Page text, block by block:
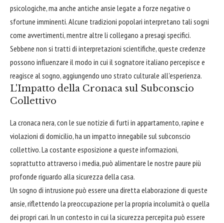
psicologiche, ma anche antiche ansie legate a forze negative o
sfortune imminenti. Alcune tradizioni popolari interpretano tali sogni
come avvertimenti, mentre altre li collegano a presagi specifici.
Sebbene non si tratti di interpretazioni scientifiche, queste credenze
possono influenzare il modo in cui il sognatore italiano percepisce e
reagisce al sogno, aggiungendo uno strato culturale all'esperienza.
L'Impatto della Cronaca sul Subconscio
Collettivo
La cronaca nera, con le sue notizie di furti in appartamento, rapine e
violazioni di domicilio, ha un impatto innegabile sul subconscio
collettivo. La costante esposizione a queste informazioni,
soprattutto attraverso i media, può alimentare le nostre paure più
profonde riguardo alla sicurezza della casa.
Un sogno di intrusione può essere una diretta elaborazione di queste
ansie, riflettendo la preoccupazione per la propria incolumità o quella
dei propri cari. In un contesto in cui la sicurezza percepita può essere